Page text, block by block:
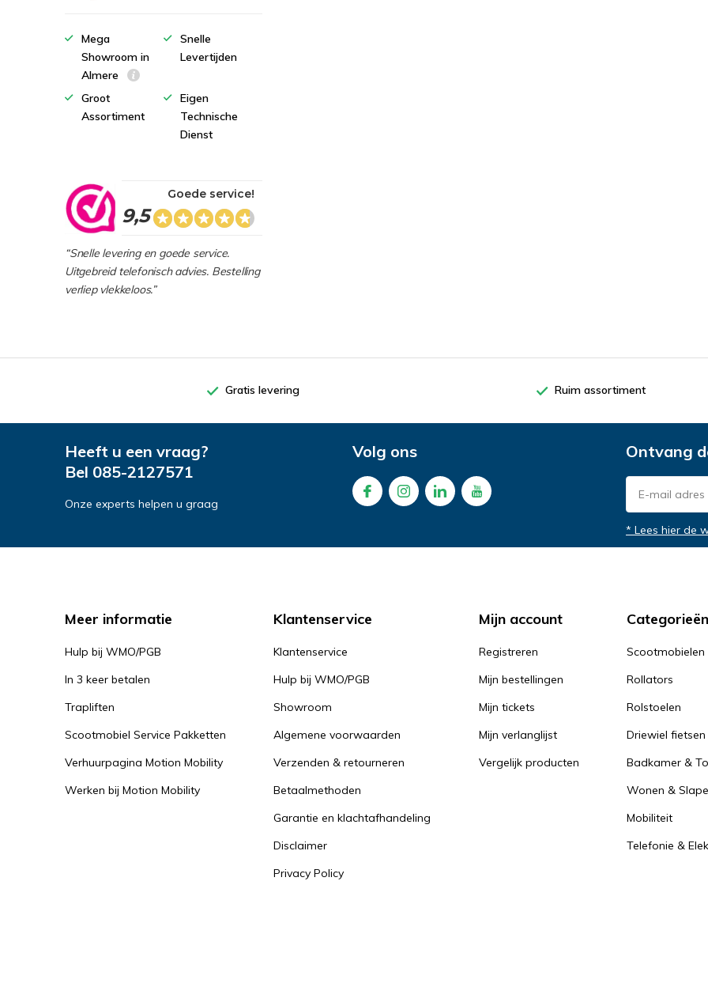
Mega
Showroom in
Almere
Snelle
Levertijden
Groot
Assortiment
Eigen
Technische
Dienst
9,5
Goede service!
“Snelle levering en goede service.
Uitgebreid telefonisch advies. Bestelling
verliep vlekkeloos.”
Gratis levering Ruim assortiment
Heeft u een vraag?
Bel 085-2127571
Onze experts helpen u graag
Volg ons Ontvang
* Lees hier de
Meer informatie
Hulp bij WMO/PGB
In 3 keer betalen
Trapliften
Scootmobiel Service Pakketten
Verhuurpagina Motion Mobility
Werken bij Motion Mobility
Klantenservice
Klantenservice
Hulp bij WMO/PGB
Showroom
Algemene voorwaarden
Verzenden & retourneren
Betaalmethoden
Garantie en klachtafhandeling
Disclaimer
Privacy Policy
Mijn account
Registreren
Mijn bestellingen
Mijn tickets
Mijn verlanglijst
Vergelijk producten
Categorieën
Scootmobielen
Rollators
Rolstoelen
Driewiel fietsen
Badkamer &
Wonen &
Mobiliteit
Telefonie &